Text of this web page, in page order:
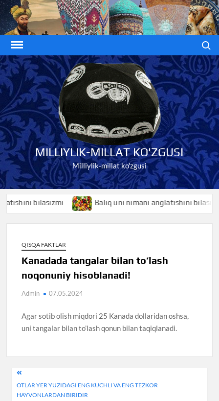
Skip
to
content
MILLIYLIK-MILLAT KO'ZGUSI
Milliylik-millat ko'zgusi
bilasizmi Baliq uni nimani anglatishini bilasizmi
QISQA FAKTLAR
Kanadada tangalar bilan to’lash
noqonuniy hisoblanadi!
Admin 07.05.2024
Agar sotib olish miqdori 25 Kanada dollaridan oshsa,
uni tangalar bilan to’lash qonun bilan taqiqlanadi.
Post
menyusi
OTLAR YER YUZIDAGI ENG KUCHLI VA ENG TEZKOR
HAYVONLARDAN BIRIDIR